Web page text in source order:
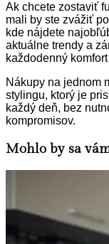
Ak chcete zostaviť
mali by ste zvážiť
kde nájdete
aktuálne trendy a
každodenný
Nákupy na jednom
stylingu, ktorý je
každý deň, bez
kompromisov.
Mohlo by sa